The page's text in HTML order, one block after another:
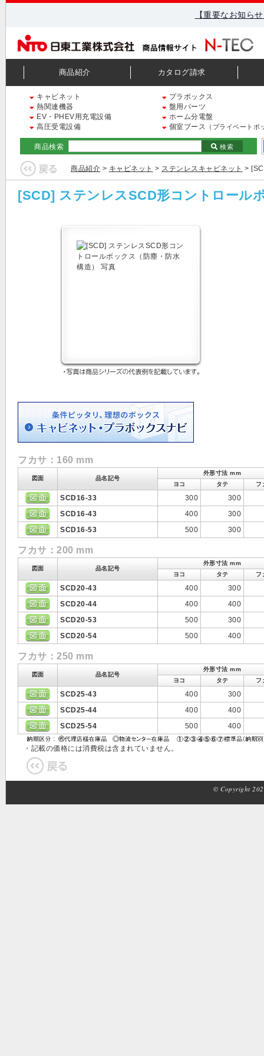
【重要なお知ら
商品紹介 カタログ請求
キャビネット
プラボックス
熱関連機器
盤用パーツ
EV・PHEV用充電設備
ホーム分電盤
高圧受電設備
個室ブース （プライベートボ
商品検索 検索
商品紹介 > キャビネット > ステンレスキャビネット >
[SCD] ステンレスSCD形コントロール
フカサ：160 mm
図面 品名記号
外形寸法 mm
ヨコ
タテ フ
SCD16-33 300
300
SCD16-43
400
300
SCD16-53
500 300
フカサ：200 mm
図面 品名記号
外形寸法 mm
ヨコ
タテ フ
SCD20-43 400
300
SCD20-44
400
400
SCD20-53
500
300
SCD20-54
500 400
フカサ：250 mm
図面 品名記号
外形寸法 mm
ヨコ
タテ フ
SCD25-43 400
300
SCD25-44
400
400
SCD25-54
500 400
・記載の価格には消費税は含まれていません。
© Copyright